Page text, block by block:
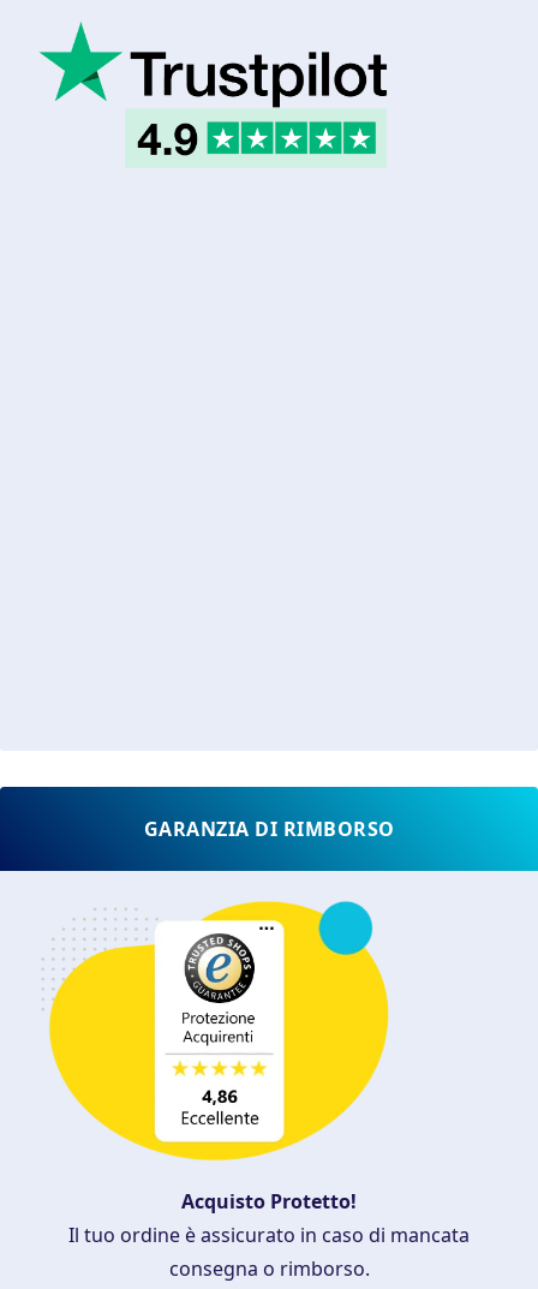
GARANZIA DI RIMBORSO
Acquisto Protetto!
Il tuo ordine è assicurato in caso di mancata
consegna o rimborso.